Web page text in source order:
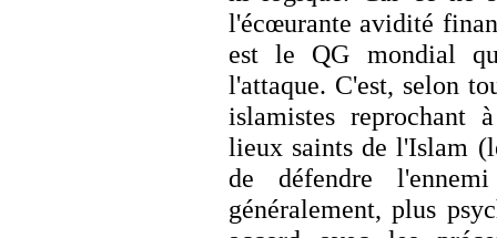
l'écœurante avidité
est le QG mondial
l'attaque. C'est, selon
islamistes reprochant
lieux saints de l'Islam
de défendre
généralement, plus